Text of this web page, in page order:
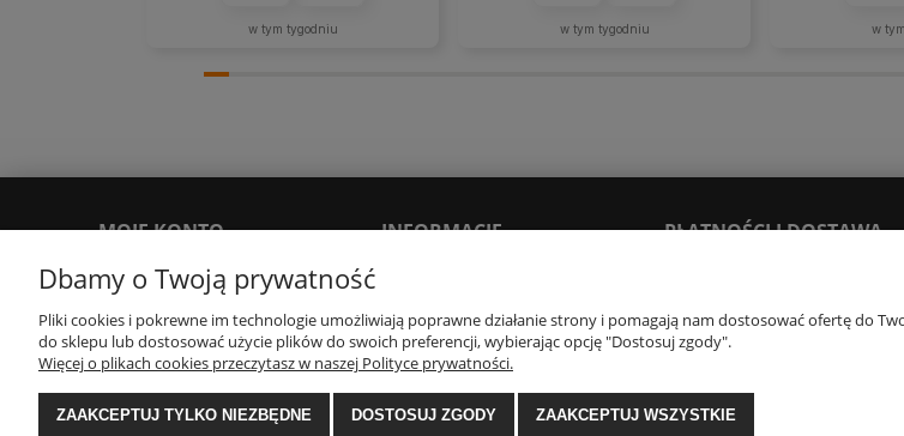
w tym tygodniu w tym tygodniu w
MOJE KONTO
Ustawienia konta
INFORMACJE
Regulamin
Zwroty i reklamacje
PŁATNOŚCI I DOSTAWA
Czas realizacji zamówienia
Dbamy o Twoją prywatność
Pliki cookies i pokrewne im technologie umożliwiają poprawne działanie strony i pomagają nam dostosować ofertę do
do sklepu lub dostosować użycie plików do swoich preferencji, wybierając opcję "Dostosuj zgody".
Więcej o plikach cookies przeczytasz w naszej Polityce prywatności.
ZAAKCEPTUJ TYLKO NIEZBĘDNE DOSTOSUJ ZGODY ZAAKCEPTUJ WSZYSTKIE